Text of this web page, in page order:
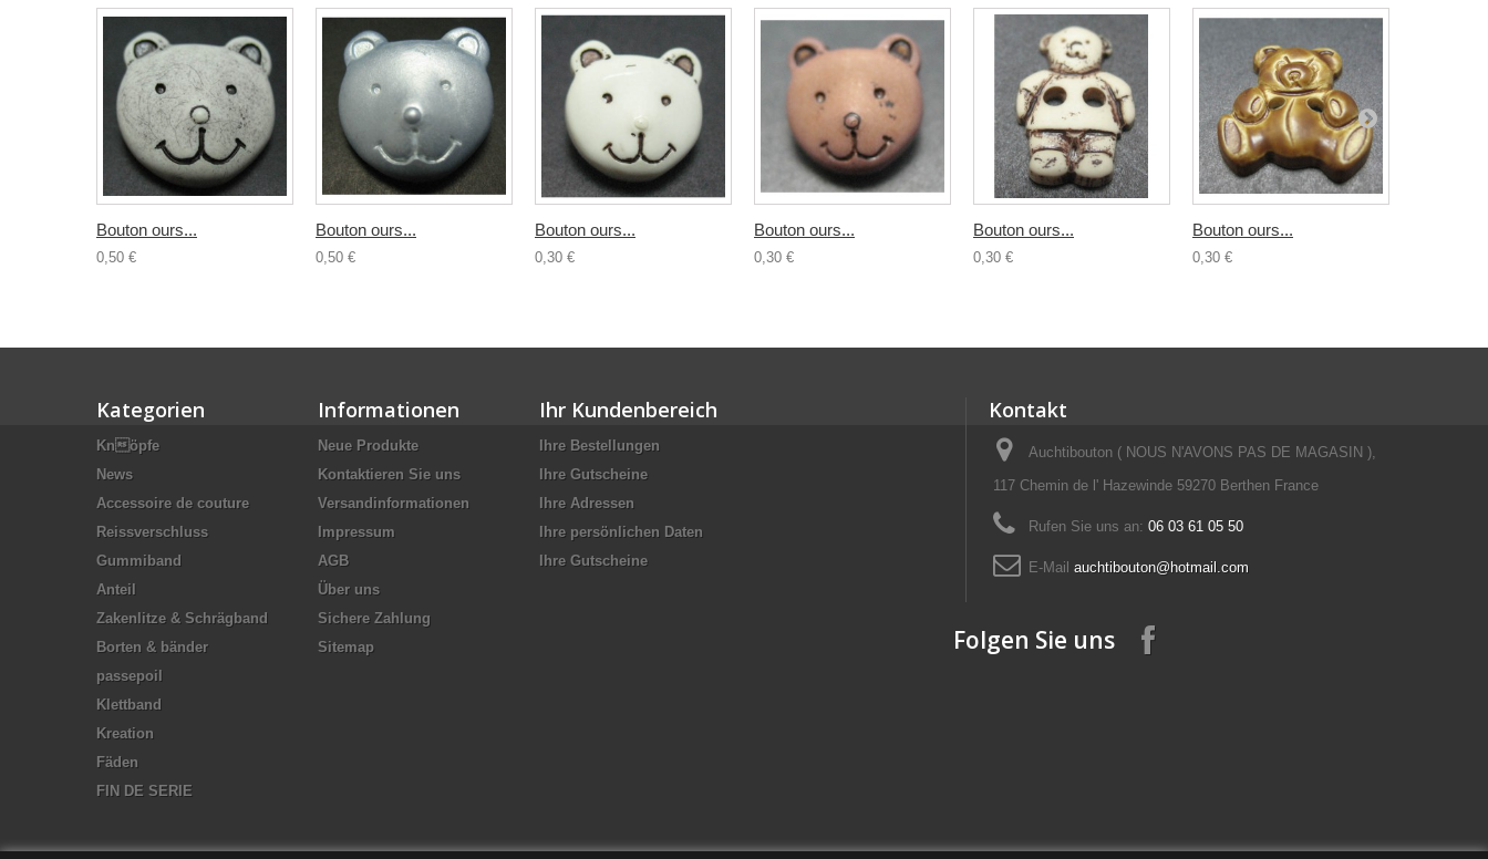
Bouton ours...
0,50 €
Bouton ours...
0,50 €
Bouton ours...
0,30 €
Bouton ours...
0,30 €
Bouton ours...
0,30 €
Bouton ours...
0,30 €
Kategorien
Knöpfe
News
Accessoire de couture
Reissverschluss
Gummiband
Anteil
Zakenlitze & Schrägband
Borten & bänder
passepoil
Klettband
Kreation
Fäden
FIN DE SERIE
Informationen
Neue Produkte
Kontaktieren Sie uns
Versandinformationen
Impressum
AGB
Über uns
Sichere Zahlung
Sitemap
Ihr Kundenbereich
Ihre Bestellungen
Ihre Gutscheine
Ihre Adressen
Ihre persönlichen Daten
Ihre Gutscheine
Kontakt
Auchtibouton ( NOUS N'AVONS PAS DE MAGASIN ),
117 Chemin de l' Hazewinde 59270 Berthen France
Rufen Sie uns an: 06 03 61 05 50
E-Mail auchtibouton@hotmail.com
Folgen Sie uns